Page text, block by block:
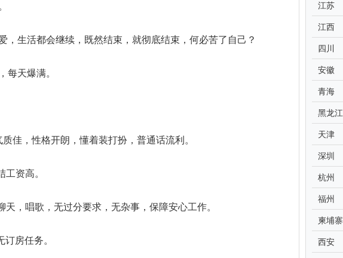
，生活都会继续，既然结束，就彻底结束，何必苦了自己？
每天爆满。
佳，性格开朗，懂着装打扮，普通话流利。
资高。
，唱歌，无过分要求，无杂事，保障安心工作。
房任务。
江苏
江西
四川
安徽
青海
黑龙江
天津
深圳
杭州
福州
柬埔寨
西安